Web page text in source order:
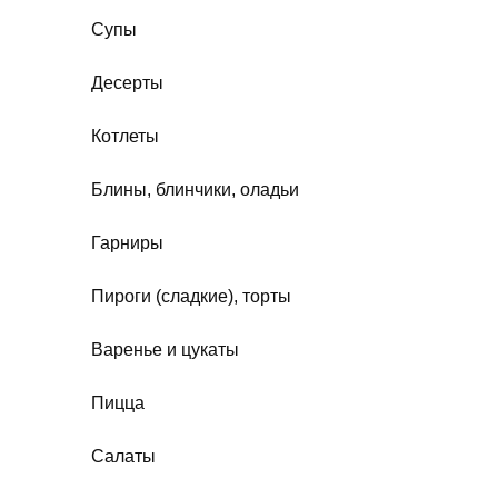
Супы
Десерты
Котлеты
Блины, блинчики, оладьи
Гарниры
Пироги (сладкие), торты
Варенье и цукаты
Пицца
Салаты